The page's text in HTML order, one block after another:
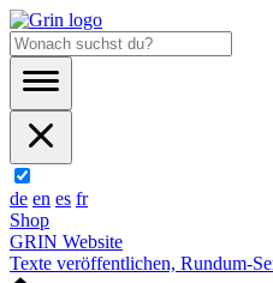
de en es fr
Shop
GRIN Website
Texte veröffentlichen, Rundum-